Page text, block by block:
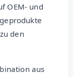
OEM- und
den
aus